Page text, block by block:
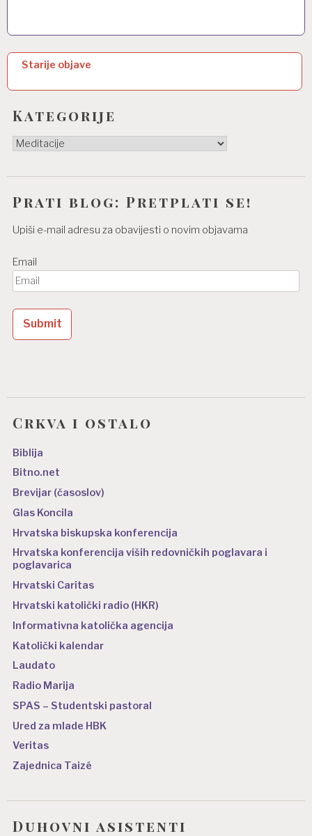
N
a
v
i
g
a
c
i
a
o
b
j
Starije objave
Kategorije
Kategorije
Prati blog: Pretplati se!
Upiši e-mail adresu za obavijesti o novim objavama
Email
Crkva i ostalo
Biblija
Bitno.net
Brevijar (časoslov)
Glas Koncila
Hrvatska biskupska konferencija
Hrvatska konferencija viših redovničkih poglavara i
poglavarica
Hrvatski Caritas
Hrvatski katolički radio (HKR)
Informativna katolička agencija
Katolički kalendar
Laudato
Radio Marija
SPAS – Studentski pastoral
Ured za mlade HBK
Veritas
Zajednica Taizé
Duhovni asistenti